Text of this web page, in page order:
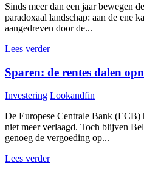
Sinds meer dan een jaar bewegen
paradoxaal landschap: aan de ene
aangedreven door de...
Lees verder
Sparen: de rentes dalen
Investering Lookandfin
De Europese Centrale Bank (ECB)
niet meer verlaagd. Toch blijven
genoeg de vergoeding op...
Lees verder